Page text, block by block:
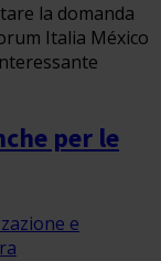
la domanda
Italia México
per le
e